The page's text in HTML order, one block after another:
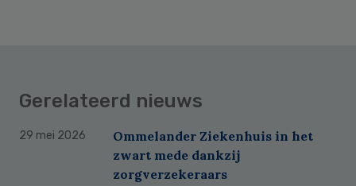
Gerelateerd nieuws
29 mei 2026
Ommelander Ziekenhuis in het
zwart mede dankzij
zorgverzekeraars